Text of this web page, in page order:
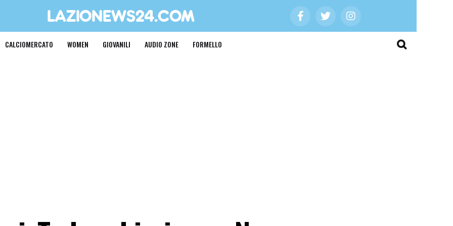
CALCIOMERCATO WOMEN GIOVANILI AUDIO ZONE FORMELLO